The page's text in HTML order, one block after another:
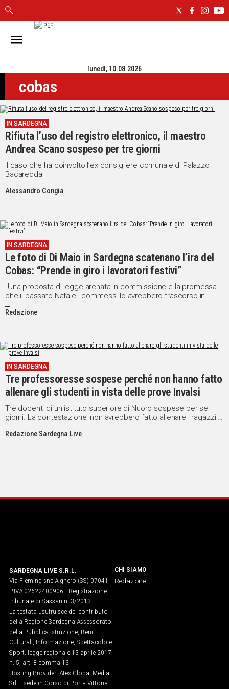
IN
CAGLIARI
SASSARI
NUORO
ORISTANO
SULCIS
GALLURA
OGLIASTRA
MEDIO
CAMPIDANO
POLITICA
IN
ITALIA
NEL
MONDO
SPORT
STORIE
VIDEO
Vai
UNISCITI
AL CANALE
lunedì, 10.08.2026
cobas
IN SARDEGNA
Rifiuta l’uso del registro elettronico, il maestro
Andrea Scano sospeso per tre giorni
Il caso che ha coinvolto l’ex consigliere comunale di Palazzo
Bacaredda
Alessandro Congia
IN SARDEGNA
Le foto di Di Maio in Sardegna scatenano l’ira del
Cobas: “Prende in giro i lavoratori festivi”
"Una proposta di legge arenata in commissione e la promessa
che il passato Natale i commessi lo avrebbero trascorso in
famiglia che si e' rivelata la solita bufala elettorale"
Redazione
IN SARDEGNA
Tre professoresse sospese perché non hanno fatto
allenare gli studenti in vista delle prove Invalsi
Tre docenti di un istituto superiore di Nuoro sospese per sei
giorni. La contestazione: non avrebbero fatto allenare i ragazzi in
vista delle prove Invalsi, i test che saggiano la preparazione degli
allievi.
Redazione Sardegna Live
SARDEGNA LIVE S.R.L.
Via Fleming snc Alghero (SS) 07041
P.IVA 02622400906 - Registrazione
tribunale di Sassari n. 3/2013
La testata usufruisce del contributo
della Regione Sardegna Assessorato
della Pubblica Istruzione, Beni
Culturali, Informazione, Spettacolo e
Sport. legge regionale 13 aprile 2017
n. 5, art. 8 comma 13
Hosting Provider: Atex Global Media
Srl – sede in Corso di Porta Vittoria
CHI SIAMO
Redazione